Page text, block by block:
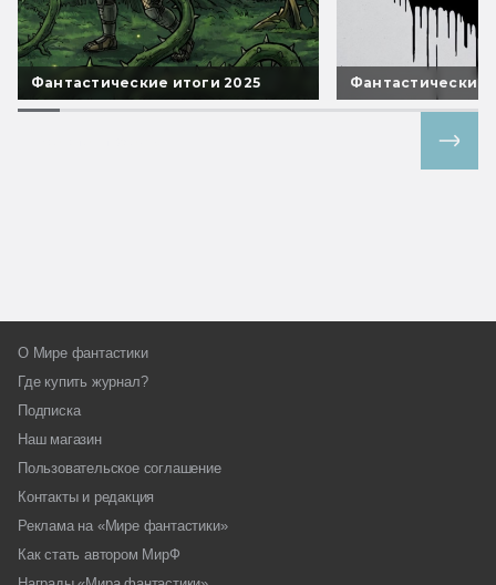
Фантастические итоги 2025 Фантастические
О Мире фантастики
Где купить журнал?
Подписка
Наш магазин
Пользовательское соглашение
Контакты и редакция
Реклама на «Мире фантастики»
Как стать автором МирФ